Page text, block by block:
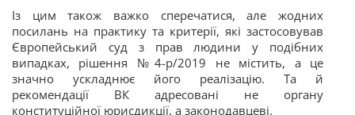
Із цим також важко сперечатися, але жодних
посилань на практику та критерії, які застосовував
Європейський суд з прав людини у подібних
випадках, рішення №4-р/2019 не містить, а це
значно ускладнює його реалізацію. Та й
рекомендації ВК адресовані не органу
конституційної юрисдикції, а законодавцеві.